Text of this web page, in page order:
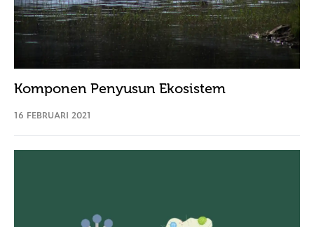
Komponen Penyusun Ekosistem
16 FEBRUARI 2021